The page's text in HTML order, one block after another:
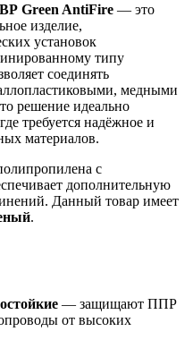
Green AntiFire — это
изделие,
установок
типу
соединять
медными
решение идеально
требуется надёжное и
материалов.
с
дополнительную
Данный товар имеет
.
— защищают ППР
от высоких